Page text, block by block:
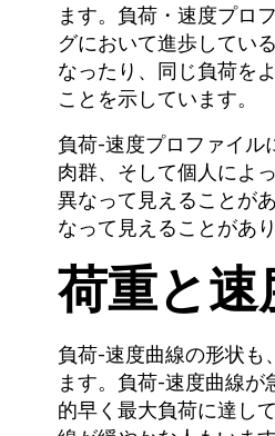
ます。負荷・速度プロ
グにおいて進歩してい
なったり、同じ負荷を
ことを示しています。
負荷-速度プロファイル
肉群、そして個人によ
異なって見えることが
なって見えることがあり
荷重と速
負荷-速度曲線の形状も
ます。負荷-速度曲線が
的早く最大負荷に達し